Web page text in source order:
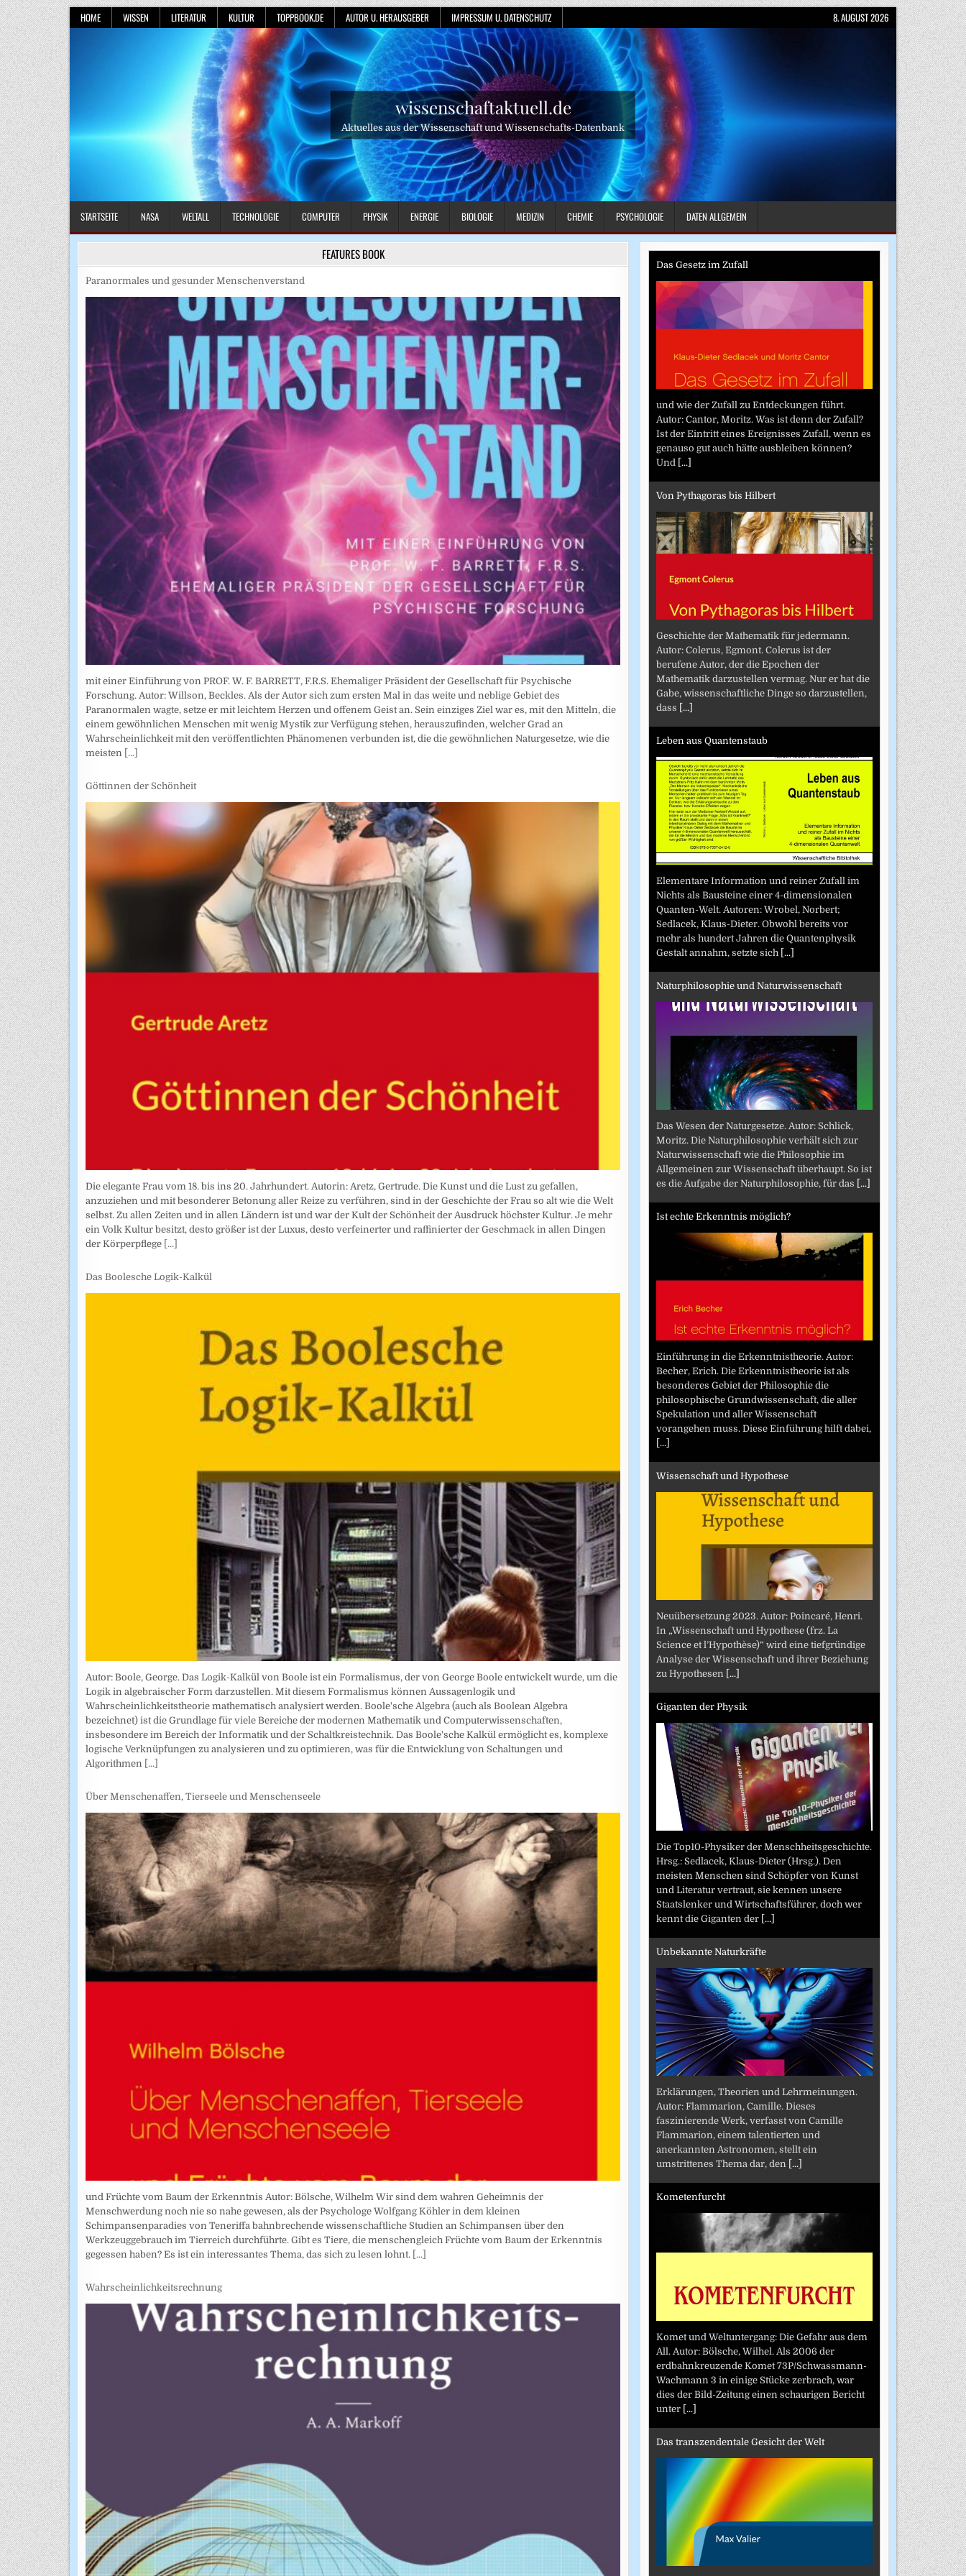
Skip
to
content
HOME WISSEN LITERATUR KULTUR TOPPBOOK.DE AUTOR U. HERAUSGEBER IMPRESSUM U. DATENSCHUTZ 8. AUGUST 2026
wissenschaftaktuell.de
Aktuelles aus der Wissenschaft und Wissenschafts-Datenbank
STARTSEITE NASA WELTALL TECHNOLOGIE COMPUTER PHYSIK ENERGIE BIOLOGIE MEDIZIN CHEMIE PSYCHOLOGIE DATEN ALLGEMEIN
FEATURES BOOK
Paranormales und gesunder Menschenverstand
mit einer Einführung von PROF. W. F. BARRETT, F.R.S. Ehemaliger Präsident der Gesellschaft für Psychische
Forschung. Autor: Willson, Beckles. Als der Autor sich zum ersten Mal in das weite und neblige Gebiet des
Paranormalen wagte, setze er mit leichtem Herzen und offenem Geist an. Sein einziges Ziel war es, mit den Mitteln, die
einem gewöhnlichen Menschen mit wenig Mystik zur Verfügung stehen, herauszufinden, welcher Grad an
Wahrscheinlichkeit mit den veröffentlichten Phänomenen verbunden ist, die die gewöhnlichen Naturgesetze, wie die
meisten [...]
Göttinnen der Schönheit
Die elegante Frau vom 18. bis ins 20. Jahrhundert. Autorin: Aretz, Gertrude. Die Kunst und die Lust zu gefallen,
anzuziehen und mit besonderer Betonung aller Reize zu verführen, sind in der Geschichte der Frau so alt wie die Welt
selbst. Zu allen Zeiten und in allen Ländern ist und war der Kult der Schönheit der Ausdruck höchster Kultur. Je mehr
ein Volk Kultur besitzt, desto größer ist der Luxus, desto verfeinerter und raffinierter der Geschmack in allen Dingen
der Körperpflege [...]
Das Boolesche Logik-Kalkül
Autor: Boole, George. Das Logik-Kalkül von Boole ist ein Formalismus, der von George Boole entwickelt wurde, um die
Logik in algebraischer Form darzustellen. Mit diesem Formalismus können Aussagenlogik und
Wahrscheinlichkeitstheorie mathematisch analysiert werden. Boole'sche Algebra (auch als Boolean Algebra
bezeichnet) ist die Grundlage für viele Bereiche der modernen Mathematik und Computerwissenschaften,
insbesondere im Bereich der Informatik und der Schaltkreistechnik. Das Boole'sche Kalkül ermöglicht es, komplexe
logische Verknüpfungen zu analysieren und zu optimieren, was für die Entwicklung von Schaltungen und
Algorithmen [...]
Über Menschenaffen, Tierseele und Menschenseele
und Früchte vom Baum der Erkenntnis Autor: Bölsche, Wilhelm Wir sind dem wahren Geheimnis der
Menschwerdung noch nie so nahe gewesen, als der Psychologe Wolfgang Köhler in dem kleinen
Schimpansenparadies von Teneriffa bahnbrechende wissenschaftliche Studien an Schimpansen über den
Werkzeuggebrauch im Tierreich durchführte. Gibt es Tiere, die menschengleich Früchte vom Baum der Erkenntnis
gegessen haben? Es ist ein interessantes Thema, das sich zu lesen lohnt. [...]
Wahrscheinlichkeitsrechnung
Das Gesetz im Zufall
und wie der Zufall zu Entdeckungen führt.
Autor: Cantor, Moritz. Was ist denn der Zufall?
Ist der Eintritt eines Ereignisses Zufall, wenn es
genauso gut auch hätte ausbleiben können?
Und [...]
Von Pythagoras bis Hilbert
Geschichte der Mathematik für jedermann.
Autor: Colerus, Egmont. Colerus ist der
berufene Autor, der die Epochen der
Mathematik darzustellen vermag. Nur er hat die
Gabe, wissenschaftliche Dinge so darzustellen,
dass [...]
Leben aus Quantenstaub
Elementare Information und reiner Zufall im
Nichts als Bausteine einer 4-dimensionalen
Quanten-Welt. Autoren: Wrobel, Norbert;
Sedlacek, Klaus-Dieter. Obwohl bereits vor
mehr als hundert Jahren die Quantenphysik
Gestalt annahm, setzte sich [...]
Naturphilosophie und Naturwissenschaft
Das Wesen der Naturgesetze. Autor: Schlick,
Moritz. Die Naturphilosophie verhält sich zur
Naturwissenschaft wie die Philosophie im
Allgemeinen zur Wissenschaft überhaupt. So ist
es die Aufgabe der Naturphilosophie, für das [...]
Ist echte Erkenntnis möglich?
Einführung in die Erkenntnistheorie. Autor:
Becher, Erich. Die Erkenntnistheorie ist als
besonderes Gebiet der Philosophie die
philosophische Grundwissenschaft, die aller
Spekulation und aller Wissenschaft
vorangehen muss. Diese Einführung hilft dabei,
[...]
Wissenschaft und Hypothese
Neuübersetzung 2023. Autor: Poincaré, Henri.
In „Wissenschaft und Hypothese (frz. La
Science et l’Hypothèse)“ wird eine tiefgründige
Analyse der Wissenschaft und ihrer Beziehung
zu Hypothesen [...]
Giganten der Physik
Die Top10-Physiker der Menschheitsgeschichte.
Hrsg.: Sedlacek, Klaus-Dieter (Hrsg.). Den
meisten Menschen sind Schöpfer von Kunst
und Literatur vertraut, sie kennen unsere
Staatslenker und Wirtschaftsführer, doch wer
kennt die Giganten der [...]
Unbekannte Naturkräfte
Erklärungen, Theorien und Lehrmeinungen.
Autor: Flammarion, Camille. Dieses
faszinierende Werk, verfasst von Camille
Flammarion, einem talentierten und
anerkannten Astronomen, stellt ein
umstrittenes Thema dar, den [...]
Kometenfurcht
Komet und Weltuntergang: Die Gefahr aus dem
All. Autor: Bölsche, Wilhel. Als 2006 der
erdbahnkreuzende Komet 73P/Schwassmann-
Wachmann 3 in einige Stücke zerbrach, war
dies der Bild-Zeitung einen schaurigen Bericht
unter [...]
Das transzendentale Gesicht der Welt